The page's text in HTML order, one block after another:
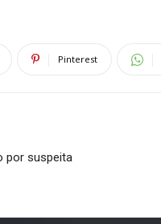
Pinterest
por suspeita